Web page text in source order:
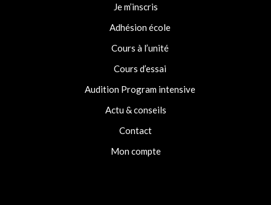
Je m’inscris
Adhésion école
Cours à l’unité
Cours d’essai
Audition Program intensive
Actu & conseils
Contact
Mon compte